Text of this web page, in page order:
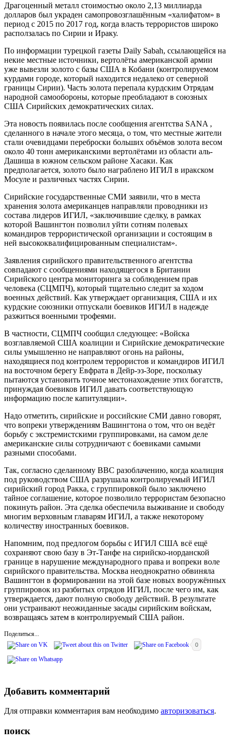
Драгоценный металл стоимостью около 2,13 миллиарда
долларов был украден самопровозглашённым «халифатом» в
период с 2015 по 2017 год, когда власть террористов широко
расползалась по Сирии и Ираку.
По информации турецкой газеты Daily Sabah, ссылающейся на
некие местные источники, вертолёты американской армии
уже вывезли золото с базы США в Кобани (контролируемом
курдами городе, который находится недалеко от северной
границы Сирии). Часть золота перепала курдским Отрядам
народной самообороны, которые преобладают в союзных
США Сирийских демократических силах.
Эта новость появилась после сообщения агентства SANA ,
сделанного в начале этого месяца, о том, что местные жители
стали очевидцами переброски больших объёмов золота весом
около 40 тонн американскими вертолётами из области аль-
Дашиша в южном сельском районе Хасаки. Как
предполагается, золото было награблено ИГИЛ в иракском
Мосуле и различных частях Сирии.
Сирийские государственные СМИ заявили, что в места
хранения золота американцев направляли проводники из
состава лидеров ИГИЛ, «заключившие сделку, в рамках
которой Вашингтон позволил уйти сотням полевых
командиров террористической организации и состоящим в
ней высококвалифицированным специалистам».
Заявления сирийского правительственного агентства
совпадают с сообщениями находящегося в Британии
Сирийского центра мониторинга за соблюдением прав
человека (СЦМПЧ), который тщательно следит за ходом
военных действий. Как утверждает организация, США и их
курдские союзники отпускали боевиков ИГИЛ в надежде
разжиться военными трофеями.
В частности, СЦМПЧ сообщил следующее: «Войска
возглавляемой США коалиции и Сирийские демократические
силы умышленно не направляют огонь на районы,
находящиеся под контролем террористов и командиров ИГИЛ
на восточном берегу Евфрата в Дейр-эз-Зоре, поскольку
пытаются установить точное местонахождение этих богатств,
принуждая боевиков ИГИЛ давать соответствующую
информацию после капитуляции».
Надо отметить, сирийские и российские СМИ давно говорят,
что вопреки утверждениям Вашингтона о том, что он ведёт
борьбу с экстремистскими группировками, на самом деле
американские силы сотрудничают с боевиками самыми
разными способами.
Так, согласно сделанному BBC разоблачению, когда коалиция
под руководством США разрушала контролируемый ИГИЛ
сирийский город Ракка, с группировкой было заключено
тайное соглашение, которое позволило террористам безопасно
покинуть район. Эта сделка обеспечила выживание и свободу
многим верховным главарям ИГИЛ, а также некоторому
количеству иностранных боевиков.
Напомним, под предлогом борьбы с ИГИЛ США всё ещё
сохраняют свою базу в Эт-Танфе на сирийско-иорданской
границе в нарушение международного права и вопреки воле
сирийского правительства. Москва неоднократно обвиняла
Вашингтон в формировании на этой базе новых вооружённых
группировок из разбитых отрядов ИГИЛ, после чего им, как
утверждается, дают полную свободу действий. В результате
они устраивают неожиданные засады сирийским войскам,
возвращаясь затем в контролируемый США район.
Поделиться...
0
Добавить комментарий
Для отправки комментария вам необходимо авторизоваться.
поиск